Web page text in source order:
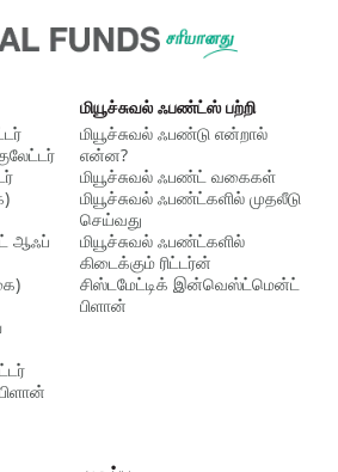
ஆஃப்
மியூச்சுவல் ஃபண்ட்ஸ் பற்றி
மியூச்சுவல் ஃபண்டு என்றால்
என்ன?
மியூச்சுவல் ஃபண்ட் வகைகள்
மியூச்சுவல் ஃபண்ட்களில் முதலீடு
செய்வது
மியூச்சுவல் ஃபண்ட்களில்
கிடைக்கும் ரிட்டர்ன்
சிஸ்டமேட்டிக் இன்வெஸ்ட்மென்ட்
பிளான்